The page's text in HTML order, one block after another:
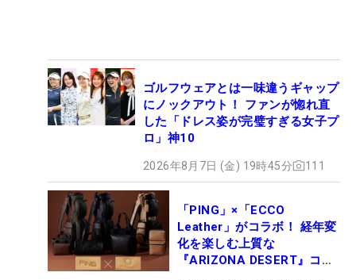
ゴルフウェアとは一味違うギャップ
にノックアウト！ ファンが惚れ直
した「ドレス姿が完璧すぎる女子プ
ロ」神10
2026年8月7日 (金) 19時45分 111
「PING」×「ECCO
Leather」がコラボ！ 経年変
化を楽しむ上質な
『ARIZONA DESERT』コレ